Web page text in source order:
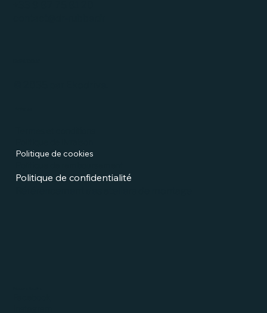
Politique de cookies
Politique de confidentialité